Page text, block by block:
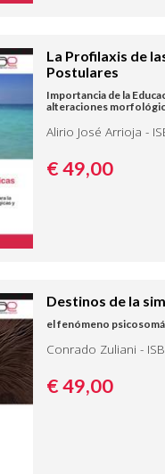
La Profilaxis de
Postulares
Importancia de la
alteraciones
Alirio José Arrioja -
€ 49,00
Destinos de la
el fenómeno
Conrado Zuliani -
€ 49,00